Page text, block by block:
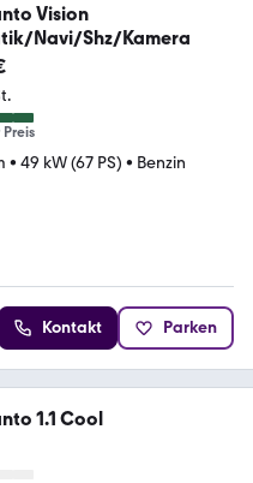
Vision
Navi/Shz/Kamera
• 49 kW (67 PS) • Benzin
Kontakt Parken
1.1 Cool